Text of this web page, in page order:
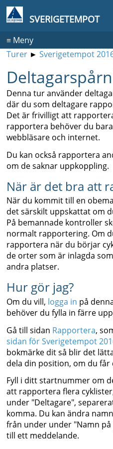
SVERIGETEMPOT
≡Meny
Turer► Sverigetempot
Denna tur använder
där du som deltagare
Det är frivilligt att
rapportera behöver du
webbläsare och internet.
Du kan också rapportera
om de saknar uppkoppling.
När är det bra att
När du kommit till en
det särskilt uppskattat om
På bemannade kontroller
normalt rapportering. Om
rapportera när du börjar
de orter som är inlagda
andra platser.
Hur gör jag?
Om du vill, logga in på
behöver du fylla in färre
Gå till sidan Rapportera,
sidan för Sverigetempot
bokmärke dit så blir det
dela din position, om du får
Fyll i ditt startnummer om
att rapportera flera
under "Deltagare",
komma. Du kan ändra
från under under "Namn på
till ett meddelande.